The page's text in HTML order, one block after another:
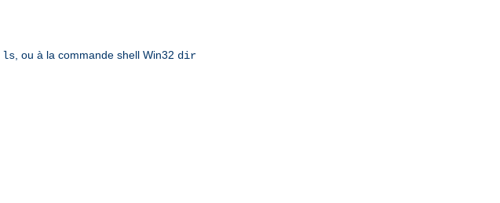
ls , ou à la commande shell Win32 dir